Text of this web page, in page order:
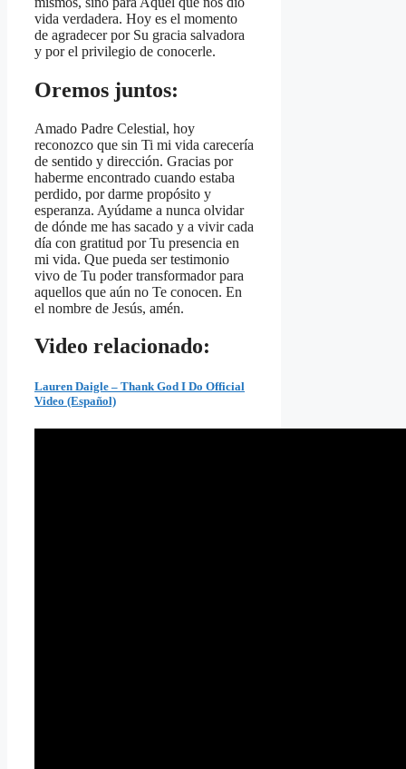
vida verdadera. Hoy es el momento
de agradecer por Su gracia salvadora
y por el privilegio de conocerle.
Oremos juntos:
Amado Padre Celestial, hoy
reconozco que sin Ti mi vida carecería
de sentido y dirección. Gracias por
haberme encontrado cuando estaba
perdido, por darme propósito y
esperanza. Ayúdame a nunca olvidar
de dónde me has sacado y a vivir cada
día con gratitud por Tu presencia en
mi vida. Que pueda ser testimonio
vivo de Tu poder transformador para
aquellos que aún no Te conocen. En
el nombre de Jesús, amén.
Video relacionado:
Lauren Daigle – Thank God I Do Official
Video (Español)